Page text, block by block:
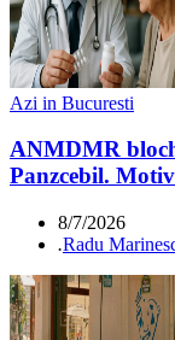
Azi in Bucuresti
ANMDMR
Panzcebil.
8/7/2026
.Radu